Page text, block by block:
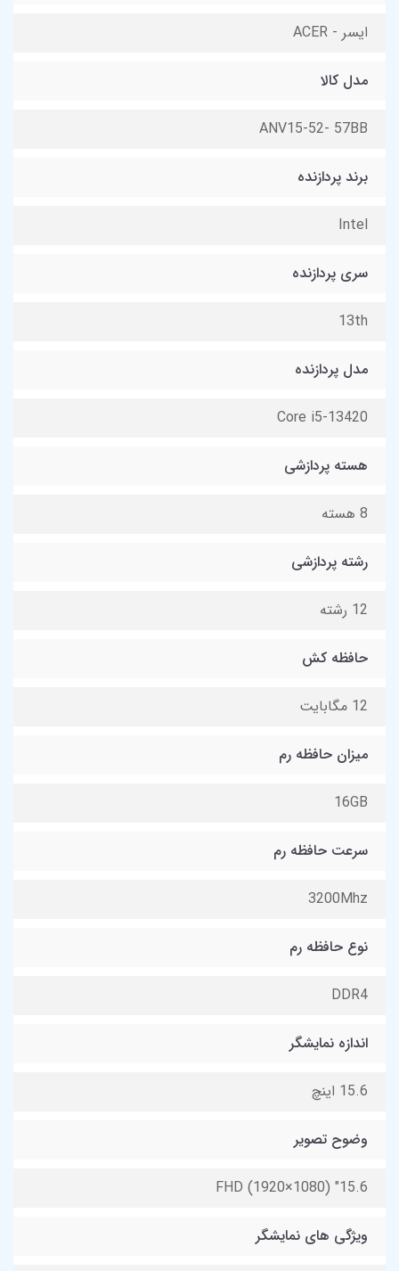
ایسر - ACER
مدل کالا
ANV15-52- 57BB
برند پردازنده
Intel
سری پردازنده
13th
مدل پردازنده
Core i5-13420
هسته پردازشی
8 هسته
رشته پردازشی
12 رشته
حافظه کش
12 مگابایت
میزان حافظه رم
16GB
سرعت حافظه رم
3200Mhz
نوع حافظه رم
DDR4
اندازه نمایشگر
15.6 اینچ
وضوح تصویر
15.6" FHD (1920×1080)
ویژگی های نمایشگر